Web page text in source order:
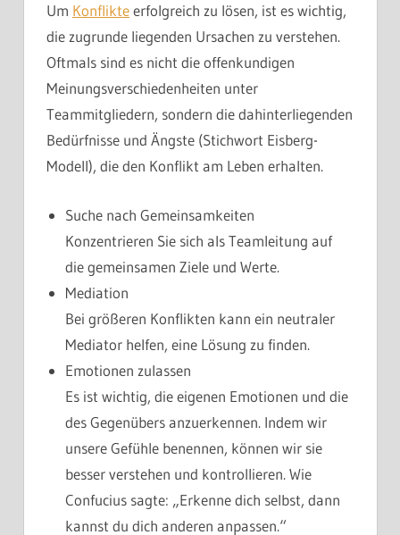
Um Konflikteerfolgreich zu lösen, ist es wichtig,
die zugrunde liegenden Ursachen zu verstehen.
Oftmals sind es nicht die offenkundigen
Meinungsverschiedenheiten unter
Teammitgliedern, sondern die dahinterliegenden
Bedürfnisse und Ängste (Stichwort Eisberg-
Modell), die den Konflikt am Leben erhalten.
Suche nach Gemeinsamkeiten
Konzentrieren Sie sich als Teamleitung auf
die gemeinsamen Ziele und Werte.
Mediation
Bei größeren Konflikten kann ein neutraler
Mediator helfen, eine Lösung zu finden.
Emotionen zulassen
Es ist wichtig, die eigenen Emotionen und die
des Gegenübers anzuerkennen. Indem wir
unsere Gefühle benennen, können wir sie
besser verstehen und kontrollieren. Wie
Confucius sagte: „Erkenne dich selbst, dann
kannst du dich anderen anpassen.“